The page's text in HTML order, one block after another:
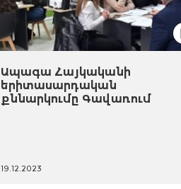
Ապագա Հայկականի
երիտասարդական
քննարկումը Գավառում
19.12.2023